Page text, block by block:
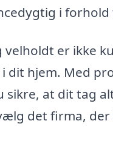
i
er ikke
dit hjem. Med
sikre, at dit tag
det firma,